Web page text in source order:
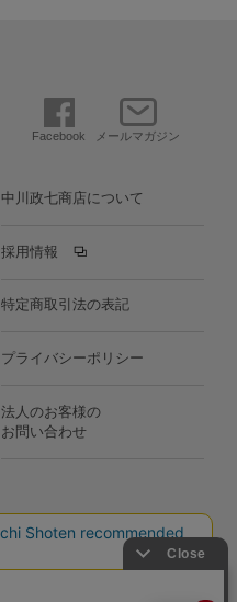
Facebook メールマガジン
中川政七商店について
採用情報
特定商取引法の表記
プライバシーポリシー
法人のお客様の
お問い合わせ